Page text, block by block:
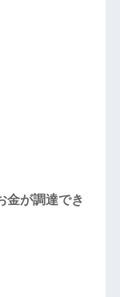
金が調達でき